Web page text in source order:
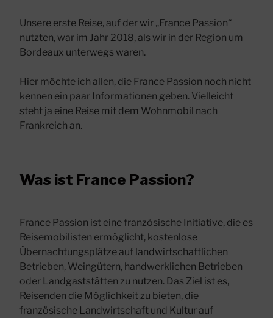
Unsere erste Reise, auf der wir „France Passion“
nutzten, war im Jahr 2018, als wir in der Region um
Bordeaux unterwegs waren.
Hier möchte ich allen, die France Passion noch nicht
kennen ein paar Informationen geben. Vielleicht
steht ja eine Reise mit dem Wohnmobil nach
Frankreich an.
Was ist France Passion?
France Passion ist eine französische Initiative, die es
Reisemobilisten ermöglicht, kostenlose
Übernachtungsplätze auf landwirtschaftlichen
Betrieben, Weingütern, handwerklichen Betrieben
oder Landgaststätten zu nutzen. Das Ziel ist es,
Reisenden die Möglichkeit zu bieten, die
französische Landwirtschaft und Kultur auf